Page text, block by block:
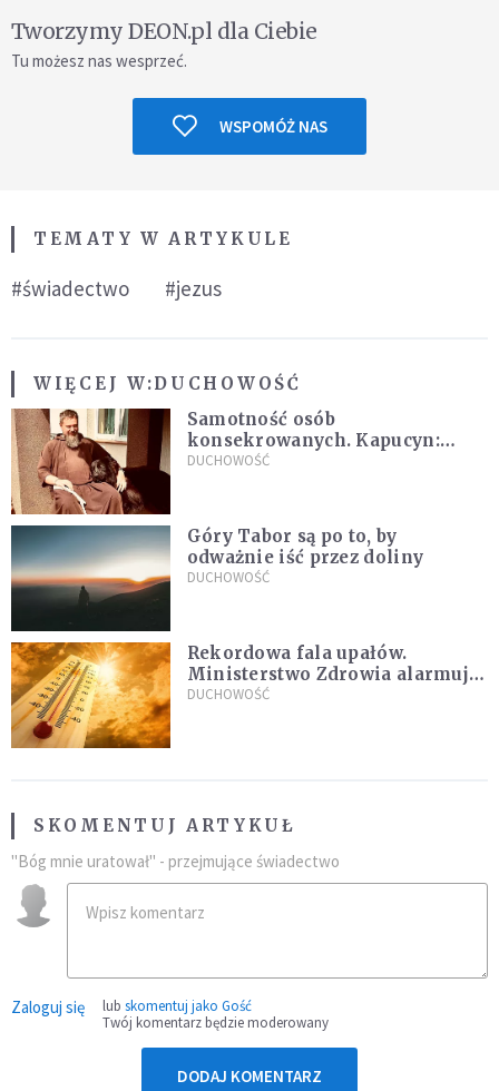
Tworzymy DEON.pl dla Ciebie
Tu możesz nas wesprzeć.
WSPOMÓŻ NAS
TEMATY W ARTYKULE
#świadectwo #jezus
WIĘCEJ W:DUCHOWOŚĆ
Samotność osób
konsekrowanych. Kapucyn:
Życie w pojedynkę rzadko jest
DUCHOWOŚĆ
Góry Tabor są po to, by
odważnie iść przez doliny
DUCHOWOŚĆ
Rekordowa fala upałów.
Ministerstwo Zdrowia alarmuje
po doświadczeniach z czerwca
DUCHOWOŚĆ
SKOMENTUJ ARTYKUŁ
"Bóg mnie uratował" - przejmujące świadectwo
Zaloguj się lub skomentuj jako Gość
Twój komentarz będzie moderowany
DODAJ KOMENTARZ